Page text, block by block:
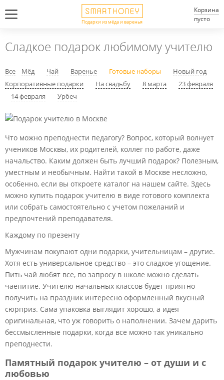
Подарки из мёда и варенья
Корзина
пусто
Сладкое подарок любимому учителю
Все Мёд Чай Варенье Готовые наборы
Новый год
Корпоративные подарки
На свадьбу 8 марта
23 февраля
14 февраля
Урбеч
Что можно преподнести педагогу? Вопрос, который волнует
учеников Москвы, их родителей, коллег по работе, даже
начальство. Каким должен быть лучший подарок? Полезным,
уместным и необычным. Найти такой в Москве несложно,
особенно, если вы откроете каталог на нашем сайте. Здесь
можно купить подарок учителю в виде готового комплекта
или собрать самостоятельно с учетом пожеланий и
предпочтений преподавателя.
Каждому по презенту
Мужчинам покупают одни подарки, учительницам – другие.
Хотя есть универсальное средство – это сладкое угощение.
Пить чай любят все, по запросу в школе можно сделать
чаепитие. Учителю начальных классов будет приятно
получить на праздник интересно оформленный вкусный
сюрприз. Сама упаковка выглядит хорошо, а идея
оригинальная, что уж говорить о наполнении. Зачем дарить
бессмысленные подарки, когда все можно так уникально
преподнести.
Памятный подарок учителю – от души и с
любовью